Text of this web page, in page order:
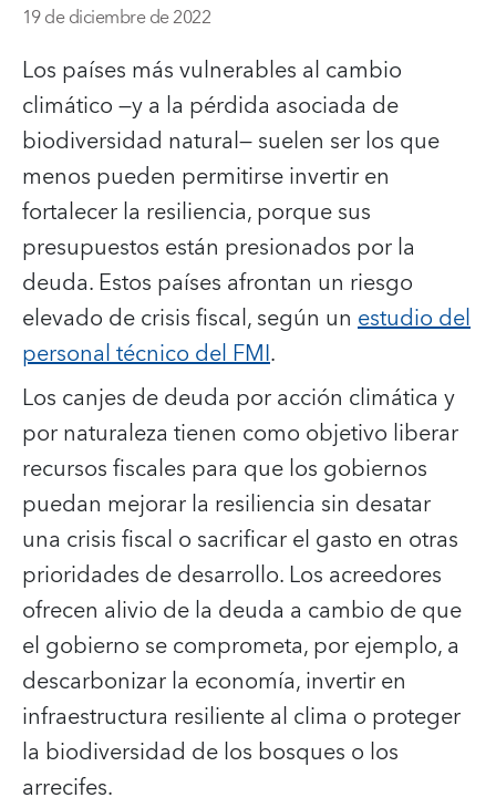
19 de diciembre de 2022
Los países más vulnerables al cambio
climático —y a la pérdida asociada de
biodiversidad natural— suelen ser los que
menos pueden permitirse invertir en
fortalecer la resiliencia, porque sus
presupuestos están presionados por la
deuda. Estos países afrontan un riesgo
elevado de crisis fiscal, según un estudio del
personal técnico del FMI.
Los canjes de deuda por acción climática y
por naturaleza tienen como objetivo liberar
recursos fiscales para que los gobiernos
puedan mejorar la resiliencia sin desatar
una crisis fiscal o sacrificar el gasto en otras
prioridades de desarrollo. Los acreedores
ofrecen alivio de la deuda a cambio de que
el gobierno se comprometa, por ejemplo, a
descarbonizar la economía, invertir en
infraestructura resiliente al clima o proteger
la biodiversidad de los bosques o los
arrecifes.